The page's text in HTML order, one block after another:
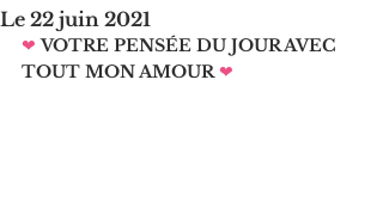
Le 22 juin 2021
❤ VOTRE PENSÉE DU JOUR AVEC
TOUT MON AMOUR ❤